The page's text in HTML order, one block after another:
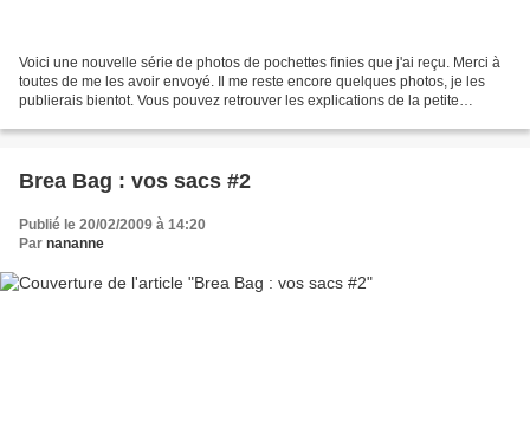
Voici une nouvelle série de photos de pochettes finies que j'ai reçu. Merci à
toutes de me les avoir envoyé. Il me reste encore quelques photos, je les
publierais bientot. Vous pouvez retrouver les explications de la petite
Brea Bag : vos sacs #2
Publié le 20/02/2009 à 14:20
Par nananne